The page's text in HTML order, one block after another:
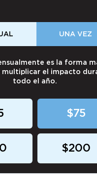
UNA VEZ
es la forma
multiplicar el impacto
todo el año.
$75
$200